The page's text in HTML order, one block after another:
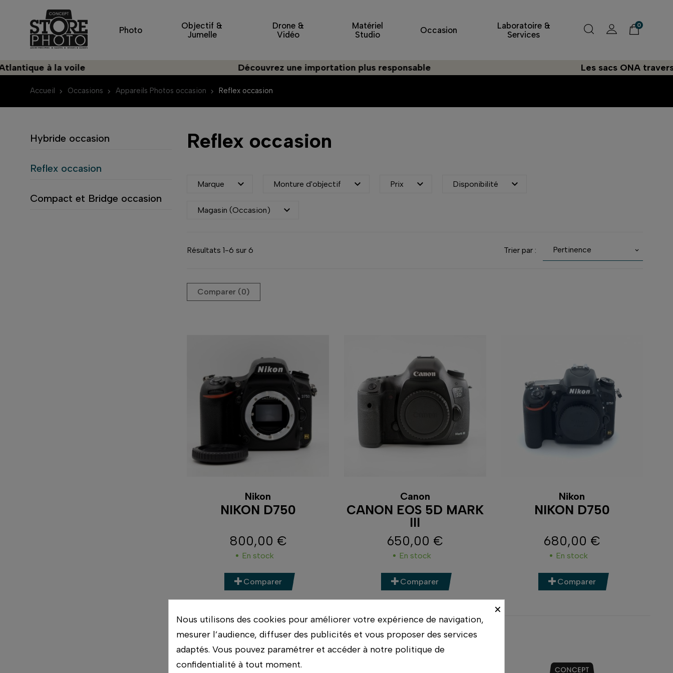
Photo
Objectif &
Jumelle
Drone &
Vidéo
Matériel
Studio
Occasion
Laboratoire &
Services
0
à la voile Découvrez une importation plus responsable Les sacs ONA
Accueil Occasions Appareils Photos occasion Reflex occasion
Hybride occasion
Reflex occasion
Compact et Bridge occasion
Reflex occasion
Marque  Monture d'objectif  Prix  Disponibilité 
Magasin (Occasion) 
Résultats 1-6 sur 6 Trier par : Pertinence 
Comparer (0)‎
Nikon
NIKON D750
Prix
800,00 €
En stock
Comparer
Canon
CANON EOS 5D MARK
III
Prix
650,00 €
En stock
Comparer
Nikon
NIKON D750
Prix
680,00 €
En stock
Comparer
×
Nous utilisons des cookies pour améliorer votre expérience de navigation,
mesurer l’audience, diffuser des publicités et vous proposer des services
adaptés. Vous pouvez paramétrer et accéder à notre politique de
confidentialité à tout moment.